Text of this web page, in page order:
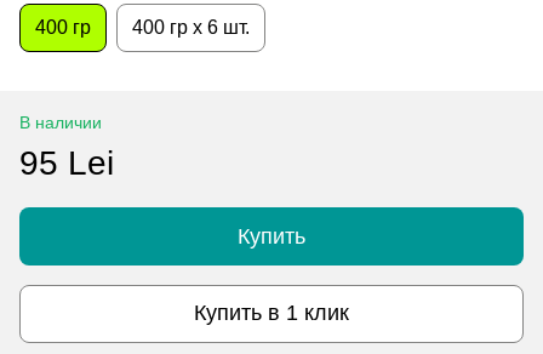
400 гр 400 гр x 6 шт.
В наличии
95 Lei
Купить
Купить в 1 клик